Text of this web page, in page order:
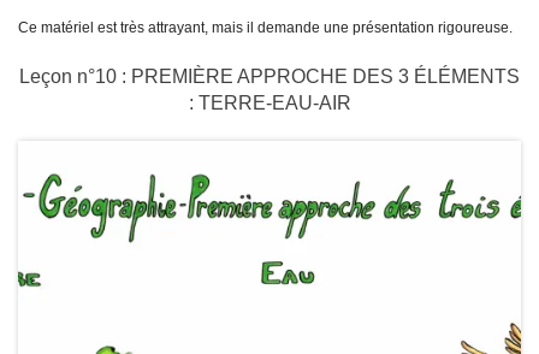
Ce matériel est très attrayant, mais il demande une présentation rigoureuse.
Leçon n°10 : PREMIÈRE APPROCHE DES 3 ÉLÉMENTS
: TERRE-EAU-AIR